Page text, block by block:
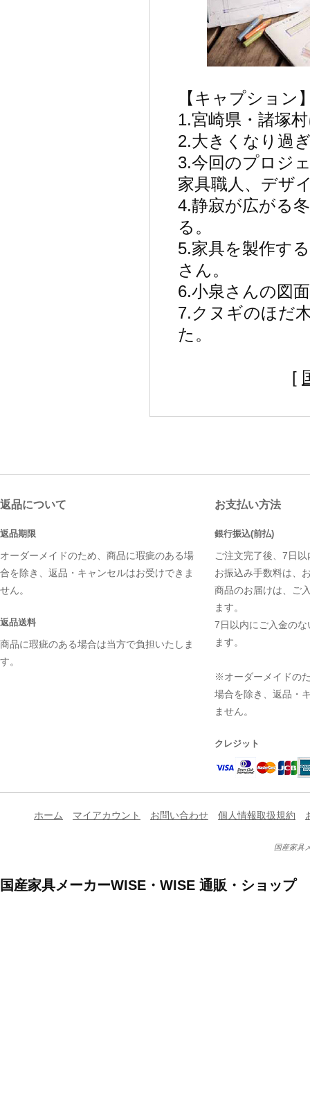
【キャプション
1.宮崎県・諸塚
2.大きくなり過
3.今回のプロジ
家具職人、デザ
4.静寂が広がる
る。
5.家具を製作す
さん。
6.小泉さんの図
7.クヌギのほだ
た。
[
返品について
返品期限
オーダーメイドのため、商品に瑕疵のある場
合を除き、返品・キャンセルはお受けできま
せん。
返品送料
商品に瑕疵のある場合は当方で負担いたしま
す。
お支払い方法
銀行振込(前払)
ご注文完了後、7日
お振込み手数料は、
商品のお届けは、ご
ます。
7日以内にご入金の
ます。
※オーダーメイドの
場合を除き、返品・
ません。
クレジット
ホーム マイアカウント お問い合わせ 個人情報取扱規約
国産家具
国産家具メーカーWISE・WISE 通販・ショップ